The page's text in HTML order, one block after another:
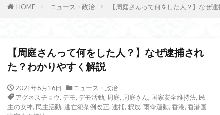
HOME ニュース・政治 【周庭さんって何をした人？】なぜ
【周庭さんって何をした人？】なぜ逮捕され
た？わかりやすく解説
2021年6月16日
ニュース・政治
アグネスチョウ, デモ, デモ活動, 周庭, 周庭さん, 国家安全維持法, 民
主の女神, 民主活動, 逃亡犯条例改正, 逮捕, 釈放, 雨傘運動, 香港, 香港国